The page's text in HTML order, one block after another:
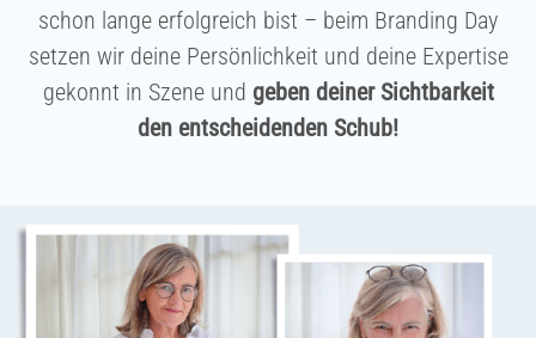
schon lange erfolgreich bist – beim Branding Day
setzen wir deine Persönlichkeit und deine Expertise
gekonnt in Szene und geben deiner Sichtbarkeit
den entscheidenden Schub!